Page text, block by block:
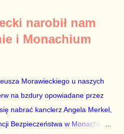
pytań. Taki obrót spraw
Polsatu – Zygmunta
Kaczyńskiego. Znowu,
Na kilka tygodni przed
do biur Solorza
Wewnętrznego, a
narobił nam
i Monachium
Morawieckiego u naszych
na bzdury opowiadane przez
nabrać kanclerz Angela Merkel,
Bezpieczeństwa w Monachium.